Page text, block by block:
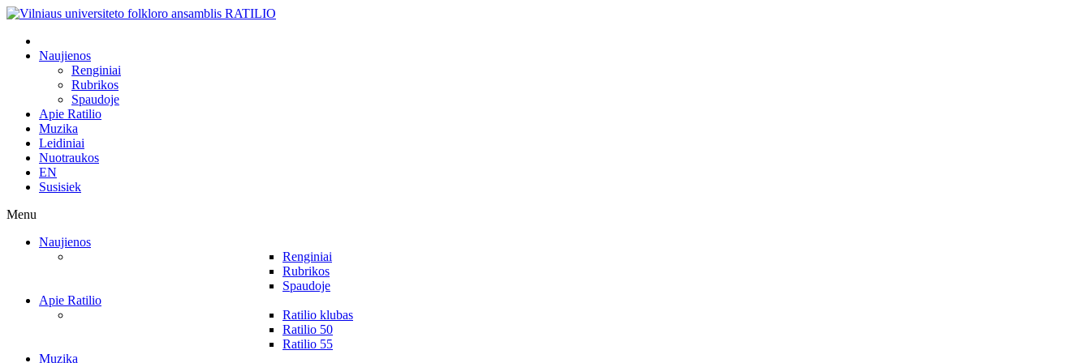
Naujienos
Renginiai
Rubrikos
Spaudoje
Apie Ratilio
Muzika
Leidiniai
Nuotraukos
EN
Susisiek
Menu
Naujienos
Renginiai
Rubrikos
Spaudoje
Apie Ratilio
Ratilio klubas
Ratilio 50
Ratilio 55
Muzika